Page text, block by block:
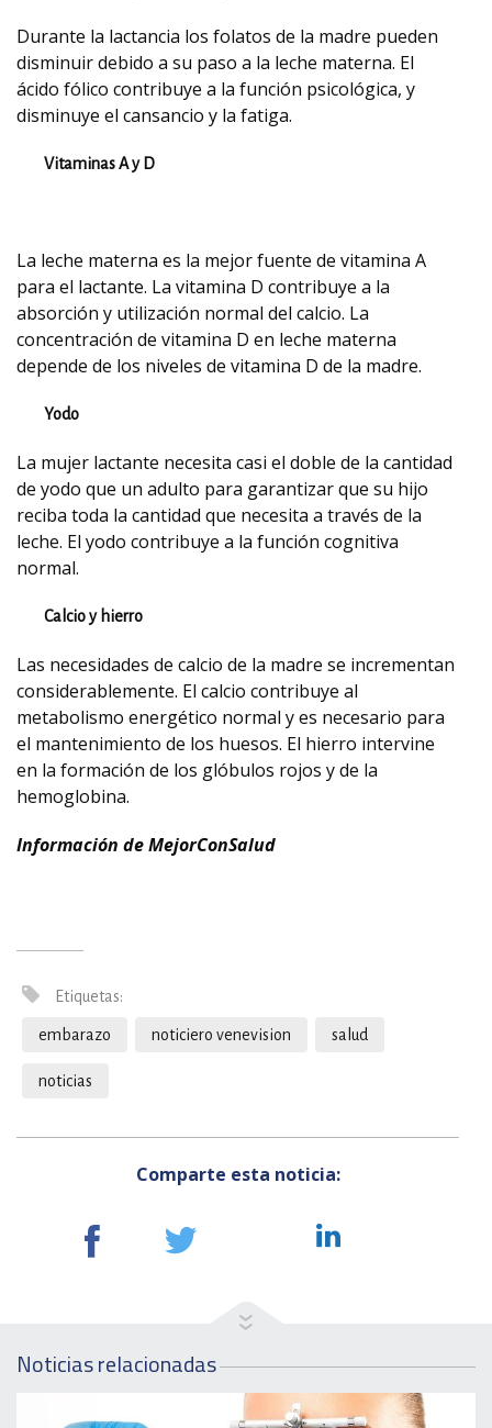
Durante la lactancia los folatos de la madre pueden
disminuir debido a su paso a la leche materna. El
ácido fólico contribuye a la función psicológica, y
disminuye el cansancio y la fatiga.
Vitaminas A y D
La leche materna es la mejor fuente de vitamina A
para el lactante. La vitamina D contribuye a la
absorción y utilización normal del calcio. La
concentración de vitamina D en leche materna
depende de los niveles de vitamina D de la madre.
Yodo
La mujer lactante necesita casi el doble de la cantidad
de yodo que un adulto para garantizar que su hijo
reciba toda la cantidad que necesita a través de la
leche. El yodo contribuye a la función cognitiva
normal.
Calcio y hierro
Las necesidades de calcio de la madre se incrementan
considerablemente. El calcio contribuye al
metabolismo energético normal y es necesario para
el mantenimiento de los huesos. El hierro intervine
en la formación de los glóbulos rojos y de la
hemoglobina.
Información de MejorConSalud
Etiquetas:
embarazo noticiero venevision salud
noticias
Comparte esta noticia:
Noticias relacionadas